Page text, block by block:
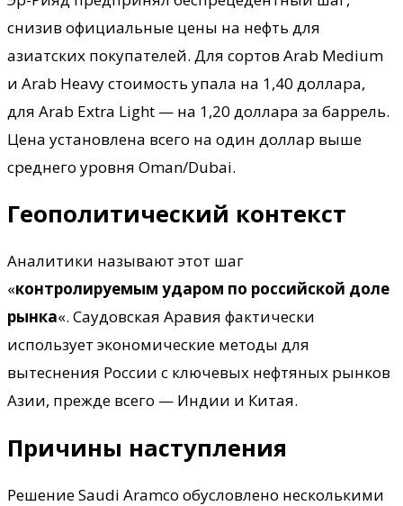
снизив официальные цены на нефть для
азиатских покупателей. Для сортов Arab Medium
и Arab Heavy стоимость упала на 1,40 доллара,
для Arab Extra Light — на 1,20 доллара за баррель.
Цена установлена всего на один доллар выше
среднего уровня Oman/Dubai.
Геополитический контекст
Аналитики называют этот шаг
«контролируемым ударом по российской доле
рынка«. Саудовская Аравия фактически
использует экономические методы для
вытеснения России с ключевых нефтяных рынков
Азии, прежде всего — Индии и Китая.
Причины наступления
Решение Saudi Aramco обусловлено несколькими